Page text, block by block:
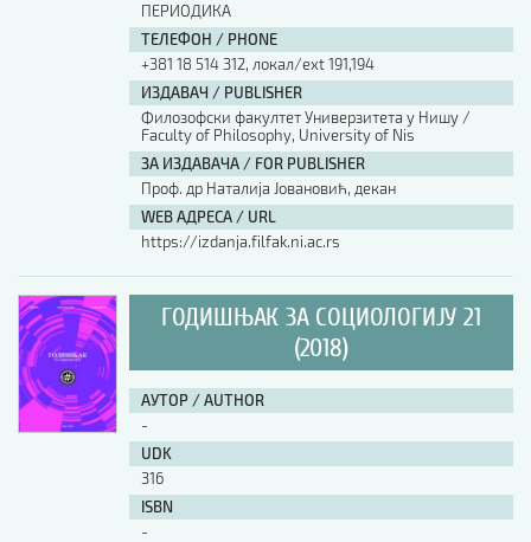
АУТОР / AUTHOR
ISSN
COBISS.SR-ID
ПЕРИОДИКА
ТЕЛЕФОН / PHONE
+381 18 514 312, локал/ext 191,194
ИЗДАВАЧ / PUBLISHER
Филозофски факултет Универзитета у Нишу /
Faculty of Philosophy, University of Nis
ЗА ИЗДАВАЧА / FOR PUBLISHER
Проф. др Наталија Јовановић, декан
WEB АДРЕСА / URL
https://izdanja.filfak.ni.ac.rs
ГОДИШЊАК ЗА СОЦИОЛОГИЈУ 21
(2018)
АУТОР / AUTHOR
-
UDK
316
ISBN
-